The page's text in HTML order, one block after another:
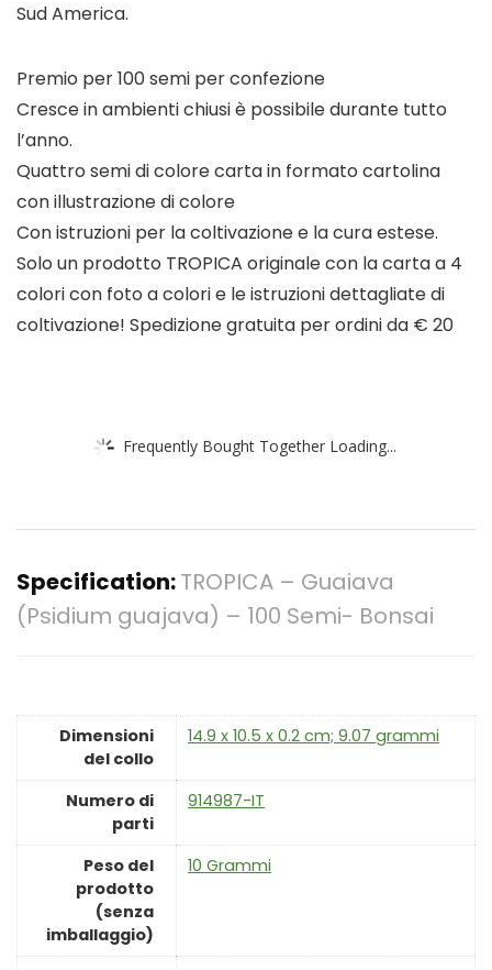
Sud America.
Premio per 100 semi per confezione
Cresce in ambienti chiusi è possibile durante tutto
l’anno.
Quattro semi di colore carta in formato cartolina
con illustrazione di colore
Con istruzioni per la coltivazione e la cura estese.
Solo un prodotto TROPICA originale con la carta a 4
colori con foto a colori e le istruzioni dettagliate di
coltivazione! Spedizione gratuita per ordini da € 20
Frequently Bought Together Loading...
Specification:TROPICA – Guaiava
(Psidium guajava) – 100 Semi- Bonsai
Dimensioni
del collo
‎14.9 x 10.5 x 0.2 cm; 9.07 grammi
Numero di
parti
‎914987-IT
Peso del
prodotto
(senza
imballaggio)
‎10 Grammi